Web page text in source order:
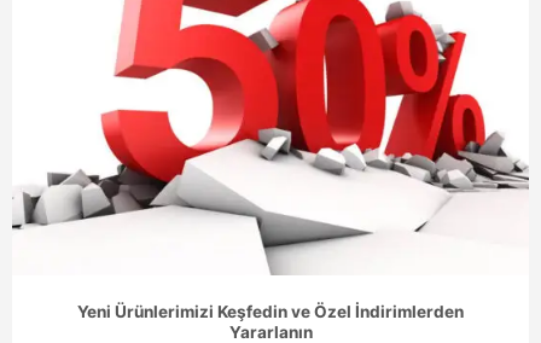
Yeni Ürünlerimizi Keşfedin ve Özel İndirimlerden
Yararlanın